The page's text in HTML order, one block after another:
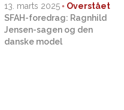
13. marts 2025
SFAH-foredrag: Ragnhild
Jensen-sagen og den
danske model